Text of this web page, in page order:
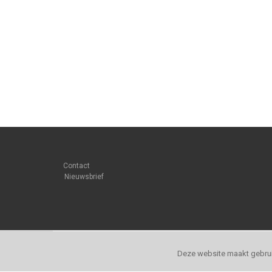
Deze website maakt
Contact
Nieuwsbrief